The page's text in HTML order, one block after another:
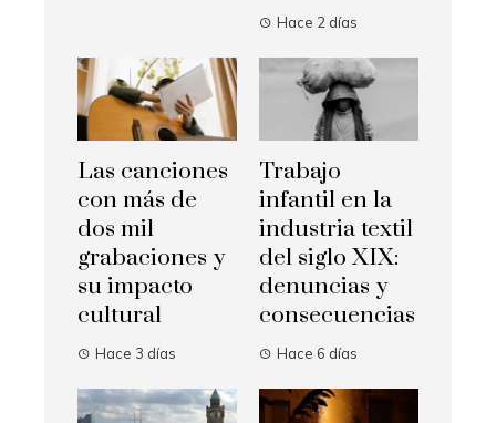
Hace 2 días
Las canciones
con más de
dos mil
grabaciones y
su impacto
cultural
Hace 3 días
Trabajo
infantil en la
industria textil
del siglo XIX:
denuncias y
consecuencias
Hace 6 días